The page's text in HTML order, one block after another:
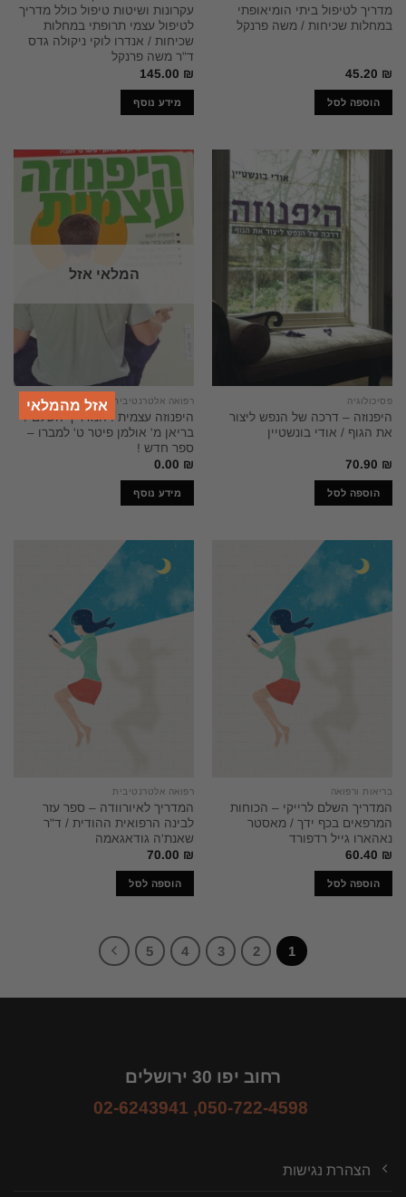
מדריך לטיפול ביתי הומיאופתי
במחלות שכיחות / משה פרנקל
45.20 ₪
הוספה לסל
עקרונות ושיטות טיפול כולל מדריך
לטיפול עצמי תרופתי במחלות
שכיחות / אנדרו לוקי ניקולה גדס
ד"ר משה פרנקל
145.00 ₪
מידע נוסף
פסיכולוגיה
היפנוזה – דרכה של הנפש ליצור
את הגוף / אודי בונשטיין
70.90 ₪
הוספה לסל
המלאי אזל
אזל מהמלאי רפואה אלטרנטיבית
היפנוזה עצמית : המדריך השלם /
בריאן מ' אולמן פיטר ט' למברו –
ספר חדש !
0.00 ₪
מידע נוסף
בריאות ורפואה
המדריך השלם לרייקי – הכוחות
המרפאים בכף ידך / מאסטר
נאהארו גייל רדפורד
60.40 ₪
הוספה לסל
רפואה אלטרנטיבית
המדריך לאיורוודה – ספר עזר
לבינה הרפואית ההודית / ד"ר
שאנת'ה גודאגאמה
70.00 ₪
הוספה לסל
1
2
3
4
5
רחוב יפו 30 ירושלים
050-722-4598
,
02-6243941
הצהרת נגישות